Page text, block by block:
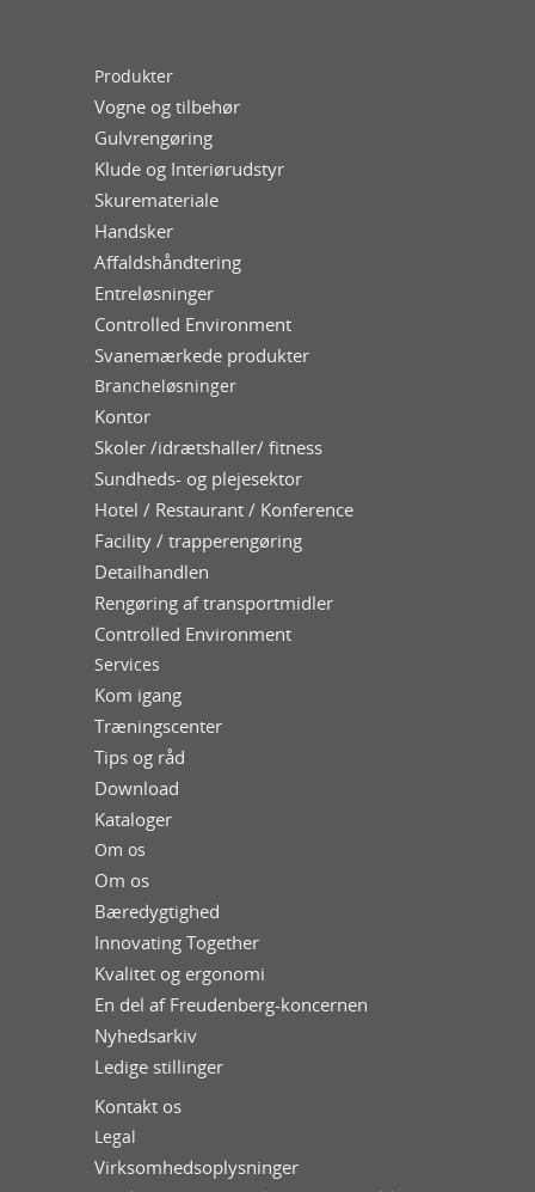
Produkter
Vogne og tilbehør
Gulvrengøring
Klude og Interiørudstyr
Skuremateriale
Handsker
Affaldshåndtering
Entreløsninger
Controlled Environment
Svanemærkede produkter
Brancheløsninger
Kontor
Skoler /idrætshaller/ fitness
Sundheds- og plejesektor
Hotel / Restaurant / Konference
Facility / trapperengøring
Detailhandlen
Rengøring af transportmidler
Controlled Environment
Services
Kom igang
Træningscenter
Tips og råd
Download
Kataloger
Om os
Om os
Bæredygtighed
Innovating Together
Kvalitet og ergonomi
En del af Freudenberg-koncernen
Nyhedsarkiv
Ledige stillinger
Kontakt os
Legal
Virksomhedsoplysninger